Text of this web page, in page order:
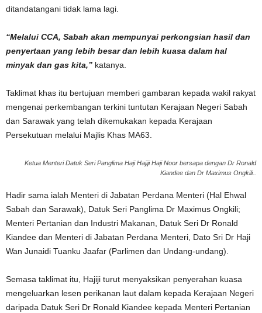
ditandatangani tidak lama lagi.
“Melalui CCA, Sabah akan mempunyai perkongsian hasil dan
penyertaan yang lebih besar dan lebih kuasa dalam hal
minyak dan gas kita,” katanya.
Taklimat khas itu bertujuan memberi gambaran kepada wakil rakyat
mengenai perkembangan terkini tuntutan Kerajaan Negeri Sabah
dan Sarawak yang telah dikemukakan kepada Kerajaan
Persekutuan melalui Majlis Khas MA63.
Ketua Menteri Datuk Seri Panglima Haji Hajiji Haji Noor bersapa dengan Dr Ronald
Kiandee dan Dr Maximus Ongkili..
Hadir sama ialah Menteri di Jabatan Perdana Menteri (Hal Ehwal
Sabah dan Sarawak), Datuk Seri Panglima Dr Maximus Ongkili;
Menteri Pertanian dan Industri Makanan, Datuk Seri Dr Ronald
Kiandee dan Menteri di Jabatan Perdana Menteri, Dato Sri Dr Haji
Wan Junaidi Tuanku Jaafar (Parlimen dan Undang-undang).
Semasa taklimat itu, Hajiji turut menyaksikan penyerahan kuasa
mengeluarkan lesen perikanan laut dalam kepada Kerajaan Negeri
daripada Datuk Seri Dr Ronald Kiandee kepada Menteri Pertanian